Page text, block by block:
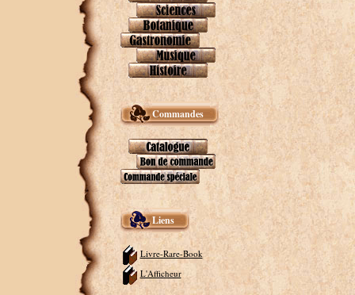
Commandes
Liens
Livre-Rare-Book
L'Afficheur